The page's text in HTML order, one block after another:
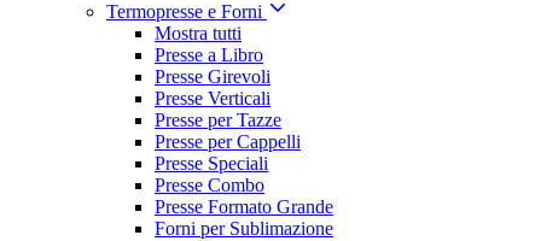
Termopresse e Forni
Mostra tutti
Presse a Libro
Presse Girevoli
Presse Verticali
Presse per Tazze
Presse per Cappelli
Presse Speciali
Presse Combo
Presse Formato Grande
Forni per Sublimazione